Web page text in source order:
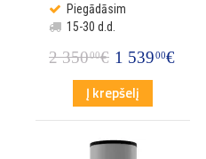
Piegādāsim
15-30 d.d.
2 35000€ 1 53900€
Į krepšelį